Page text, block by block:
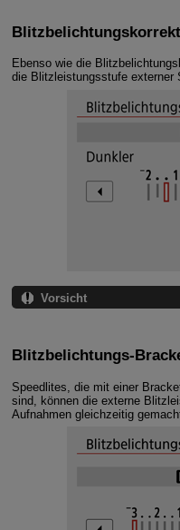
Ebenso wie die
die Blitzleistungsstufe externer
Vorsicht
Blitzbelichtungs-
Speedlites, die mit einer
sind, können die externe
Aufnahmen gleichzeitig